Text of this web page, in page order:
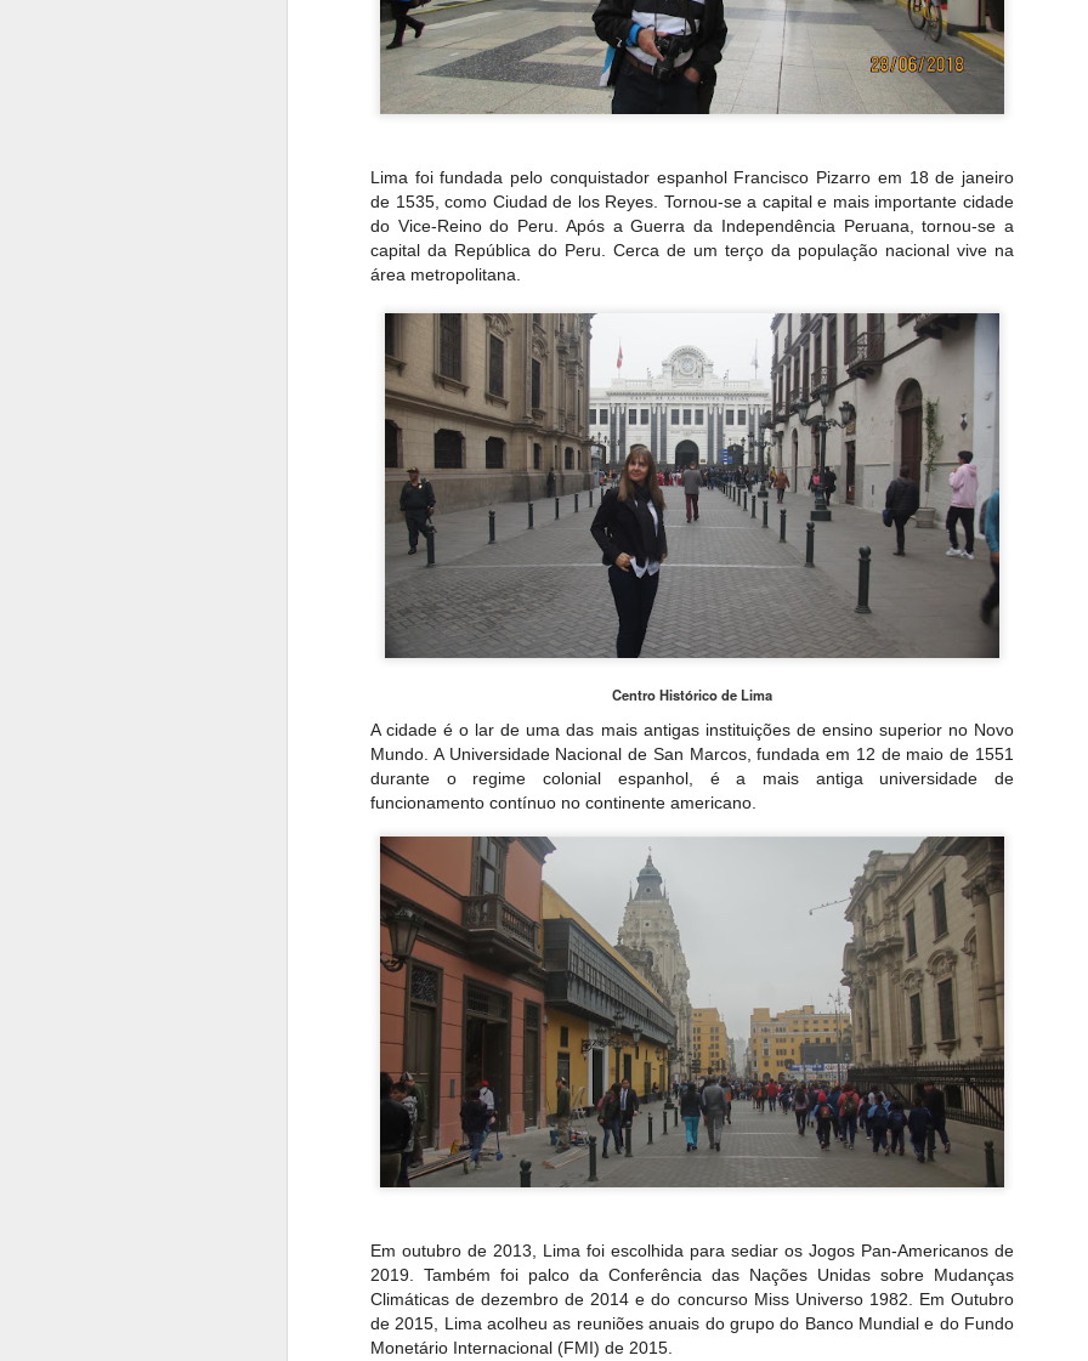
Lima foi fundada pelo conquistador espanhol Francisco Pizarro em 18 de janeiro
de 1535, como Ciudad de los Reyes. Tornou-se a capital e mais importante cidade
do Vice-Reino do Peru. Após a Guerra da Independência Peruana, tornou-se a
capital da República do Peru. Cerca de um terço da população nacional vive na
área metropolitana.
Centro Histórico de Lima
A cidade é o lar de uma das mais antigas instituições de ensino superior no Novo
Mundo. A Universidade Nacional de San Marcos, fundada em 12 de maio de 1551
durante o regime colonial espanhol, é a mais antiga universidade de
funcionamento contínuo no continente americano.
Em outubro de 2013, Lima foi escolhida para sediar os Jogos Pan-Americanos de
2019. Também foi palco da Conferência das Nações Unidas sobre Mudanças
Climáticas de dezembro de 2014 e do concurso Miss Universo 1982. Em Outubro
de 2015, Lima acolheu as reuniões anuais do grupo do Banco Mundial e do Fundo
Monetário Internacional (FMI) de 2015.
de Sychrov está localizado a 22 km de Liberec, na República Tcheca e é um
neogótica da segunda metade do século XIX.
da história
Desde o século XV, existia um forte no local sendo que entre 1690 e 1693, foi
castelo barroco.